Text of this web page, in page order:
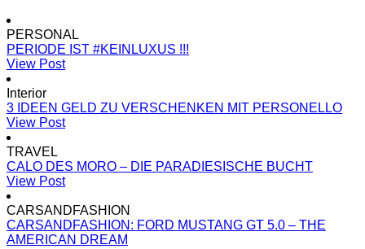
PERSONAL
PERIODE IST #KEINLUXUS !!!
View Post
Interior
3 IDEEN GELD ZU VERSCHENKEN MIT PERSONELLO
View Post
TRAVEL
CALO DES MORO – DIE PARADIESISCHE BUCHT
View Post
CARSANDFASHION
CARSANDFASHION: FORD MUSTANG GT 5.0 – THE
AMERICAN DREAM